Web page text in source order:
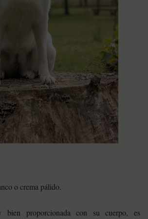
o crema pálido.
bien proporcionada con su cuerpo, es